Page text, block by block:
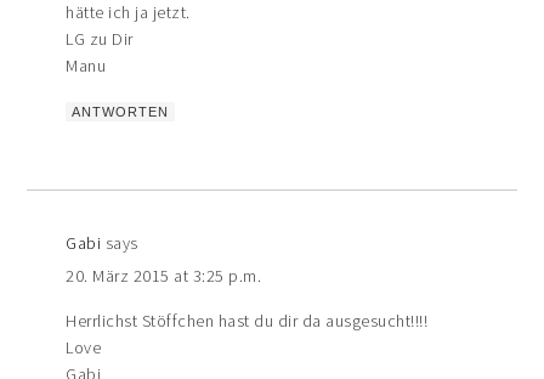
hätte ich ja jetzt.
LG zu Dir
Manu
ANTWORTEN
Gabi says
20. März 2015 at 3:25 p.m.
Herrlichst Stöffchen hast du dir da ausgesucht!!!!
Love
Gabi